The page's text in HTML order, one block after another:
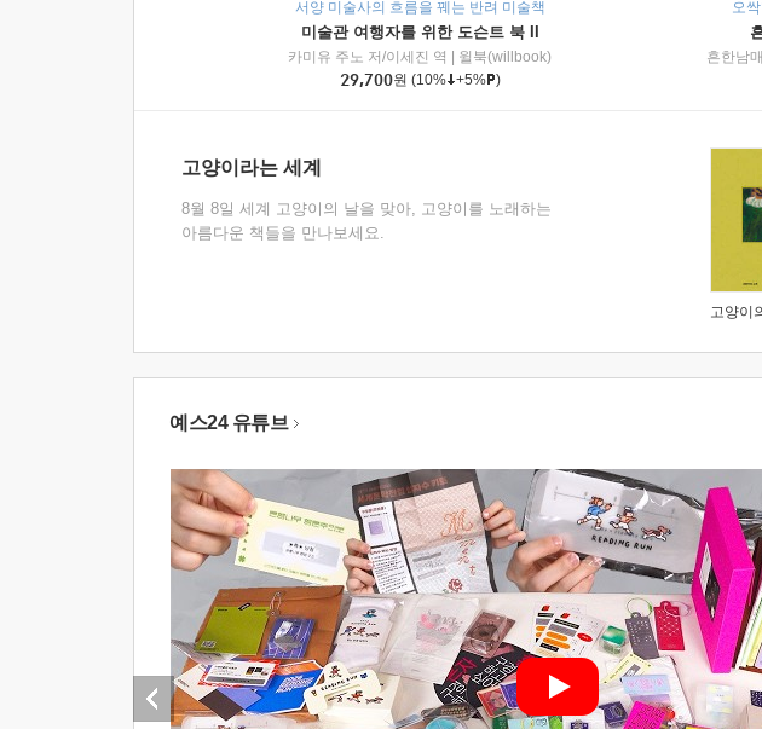
서양 미술사의 흐름을 꿰는 반려 미술책
미술관 여행자를 위한 도슨트 북 II
카미유 주노 저/이세진 역
윌북(willbook)
29,700원 (10% +5% )
오
고양이라는 세계
8월 8일 세계 고양이의 날을 맞아, 고양이를 노래하는
아름다운 책들을 만나보세요.
고양이
예스24 유튜브